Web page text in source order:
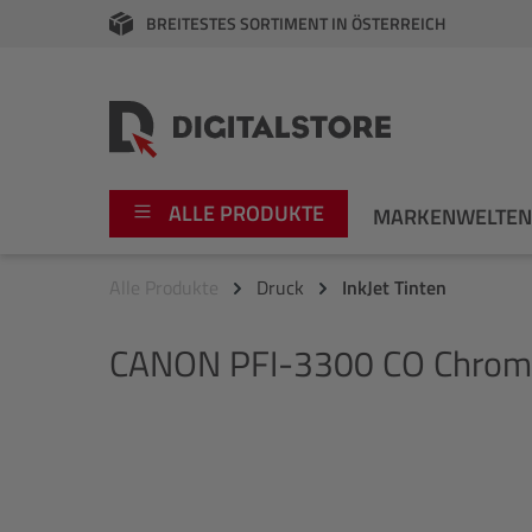
Zur Hauptnavigation springen
BREITESTES SORTIMENT IN ÖSTERREICH
ALLE PRODUKTE MARKENWELTEN
Video
Fujifilm
Alle Produkte Druck InkJet Tinten
CANON PFI-3300 CO